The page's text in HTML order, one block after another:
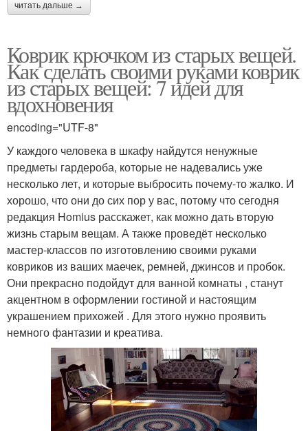
читать дальше →
Коврик крючком из старых вещей.
Как сделать своими руками коврик
из старых вещей: 7 идей для
вдохновения
encoding="UTF-8"
У каждого человека в шкафу найдутся ненужные
предметы гардероба, которые не надевались уже
несколько лет, и которые выбросить почему-то жалко. И
хорошо, что они до сих пор у вас, потому что сегодня
редакция Homius расскажет, как можно дать вторую
жизнь старым вещам. А также проведёт несколько
мастер-классов по изготовлению своими руками
ковриков из ваших маечек, ремней, джинсов и пробок.
Они прекрасно подойдут для ванной комнаты , станут
акцентном в оформлении гостиной и настоящим
украшением прихожей . Для этого нужно проявить
немного фантазии и креатива.